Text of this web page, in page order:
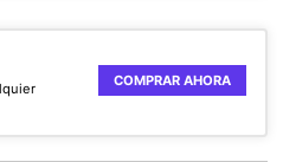
COMPRAR AHORA